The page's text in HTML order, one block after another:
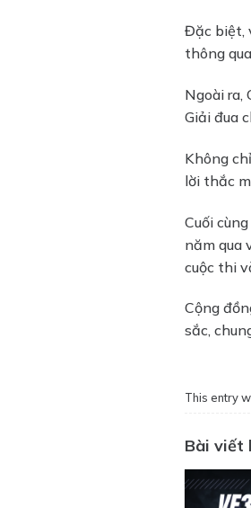
Đặc biệt,
thông
Ngoài ra,
Giải đua
Không
lời thắc
Cuối
năm qua
cuộc thi
Cộng
sắc,
This entry
Bài viết